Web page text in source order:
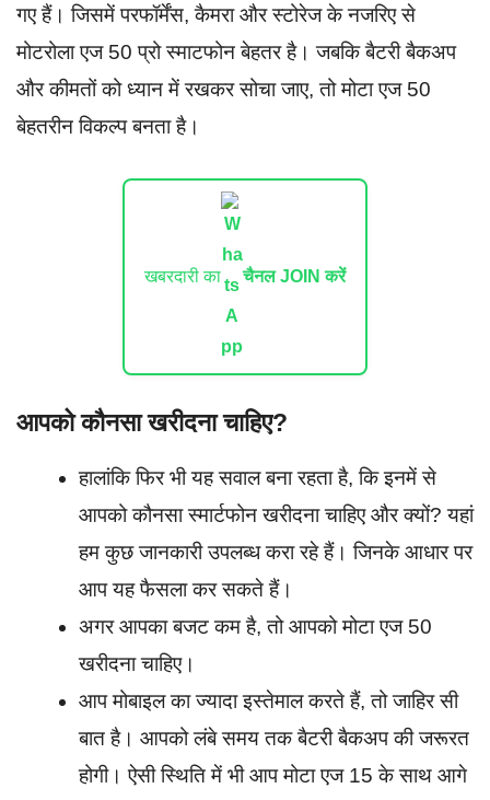
गए हैं। जिसमें परफॉर्मेंस, कैमरा और स्टोरेज के नजरिए से
मोटरोला एज 50 प्रो स्माटफोन बेहतर है। जबकि बैटरी बैकअप
और कीमतों को ध्यान में रखकर सोचा जाए, तो मोटा एज 50
बेहतरीन विकल्प बनता है।
खबरदारी का चैनल JOIN करें
आपको कौनसा खरीदना चाहिए?
हालांकि फिर भी यह सवाल बना रहता है, कि इनमें से
आपको कौनसा स्मार्टफोन खरीदना चाहिए और क्यों? यहां
हम कुछ जानकारी उपलब्ध करा रहे हैं। जिनके आधार पर
आप यह फैसला कर सकते हैं।
अगर आपका बजट कम है, तो आपको मोटा एज 50
खरीदना चाहिए।
आप मोबाइल का ज्यादा इस्तेमाल करते हैं, तो जाहिर सी
बात है। आपको लंबे समय तक बैटरी बैकअप की जरूरत
होगी। ऐसी स्थिति में भी आप मोटा एज 15 के साथ आगे